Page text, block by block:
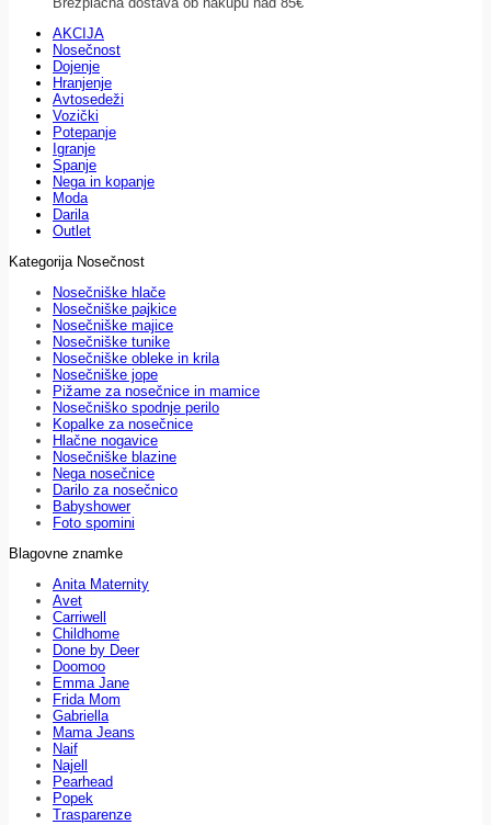
AKCIJA
Nosečnost
Dojenje
Hranjenje
Avtosedeži
Vozički
Potepanje
Igranje
Spanje
Nega in kopanje
Moda
Darila
Outlet
Kategorija Nosečnost
Nosečniške hlače
Nosečniške pajkice
Nosečniške majice
Nosečniške tunike
Nosečniške obleke in krila
Nosečniške jope
Pižame za nosečnice in mamice
Nosečniško spodnje perilo
Kopalke za nosečnice
Hlačne nogavice
Nosečniške blazine
Nega nosečnice
Darilo za nosečnico
Babyshower
Foto spomini
Blagovne znamke
Anita Maternity
Avet
Carriwell
Childhome
Done by Deer
Doomoo
Emma Jane
Frida Mom
Gabriella
Mama Jeans
Naif
Najell
Pearhead
Popek
Trasparenze